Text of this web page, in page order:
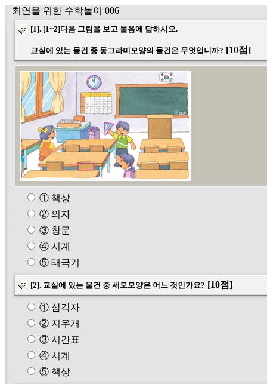
최연을 위한 수학놀이 006
[1]. [1~2]다음 그림을 보고 물음에 답하시오.
교실에 있는 물건 중 동그라미모양의 물건은 무엇입니까? [10점]
① 책상
② 의자
③ 창문
④ 시계
⑤ 태극기
[2]. 교실에 있는 물건 중 세모모양은 어느 것인가요? [10점]
① 삼각자
② 지우개
③ 시간표
④ 시계
⑤ 책상